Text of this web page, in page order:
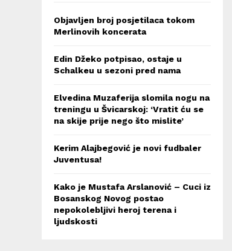
Objavljen broj posjetilaca tokom
Merlinovih koncerata
Edin Džeko potpisao, ostaje u
Schalkeu u sezoni pred nama
Elvedina Muzaferija slomila nogu na
treningu u Švicarskoj: ‘Vratit ću se
na skije prije nego što mislite’
Kerim Alajbegović je novi fudbaler
Juventusa!
Kako je Mustafa Arslanović – Cuci iz
Bosanskog Novog postao
nepokolebljivi heroj terena i
ljudskosti